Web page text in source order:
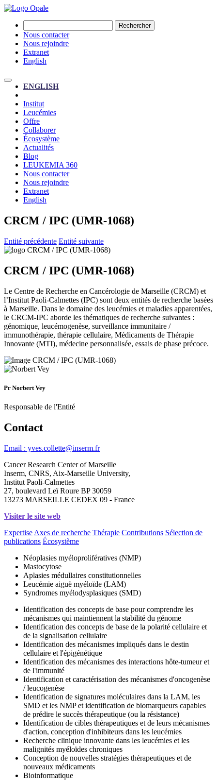
Rechercher
Nous contacter
Nous rejoindre
Extranet
English
ENGLISH
Institut
Leucémies
Offre
Collaborer
Écosystème
Actualités
Blog
LEUKEMIA 360
Nous contacter
Nous rejoindre
Extranet
English
CRCM / IPC (UMR-1068)
Entité précédente Entité suivante
CRCM / IPC (UMR-1068)
Le Centre de Recherche en Cancérologie de Marseille (CRCM) et
l’Institut Paoli-Calmettes (IPC) sont deux entités de recherche basées
à Marseille. Dans le domaine des leucémies et maladies apparentées,
le CRCM-IPC aborde les thématiques de recherche suivantes :
génomique, leucémogenèse, surveillance immunitaire /
immunothérapie, thérapie cellulaire, Médicaments de Thérapie
Innovante (MTI), médecine personnalisée, essais de phase précoce.
Pr Norbert Vey
Responsable de l'Entité
Contact
Email : yves.collette@inserm.fr
Cancer Research Center of Marseille
Inserm, CNRS, Aix-Marseille University,
Institut Paoli-Calmettes
27, boulevard Leï Roure BP 30059
13273 MARSEILLE CEDEX 09 - France
Visiter le site web
Expertise Axes de recherche Thérapie Contributions Sélection de
publications Écosystème
Néoplasies myéloprolifératives (NMP)
Mastocytose
Aplasies médullaires constitutionnelles
Leucémie aiguë myéloïde (LAM)
Syndromes myélodysplasiques (SMD)
Identification des concepts de base pour comprendre les
mécanismes qui maintiennent la stabilité du génome
Identification des concepts de base de la polarité cellulaire et
de la signalisation cellulaire
Identification des mécanismes impliqués dans le destin
cellulaire et l'épigénétique
Identification des mécanismes des interactions hôte-tumeur et
de l'immunité
Identification et caractérisation des mécanismes d'oncogenèse
/ leucogenèse
Identification de signatures moléculaires dans la LAM, les
SMD et les NMP et identification de biomarqueurs capables
de prédire le succès thérapeutique (ou la résistance)
Identification de cibles thérapeutiques et de leurs mécanismes
d'action, conception d'inhibiteurs dans les leucémies
Recherche clinique innovante dans les leucémies et les
malignités myéloïdes chroniques
Conception de nouvelles stratégies thérapeutiques et de
nouveaux médicaments
Bioinformatique